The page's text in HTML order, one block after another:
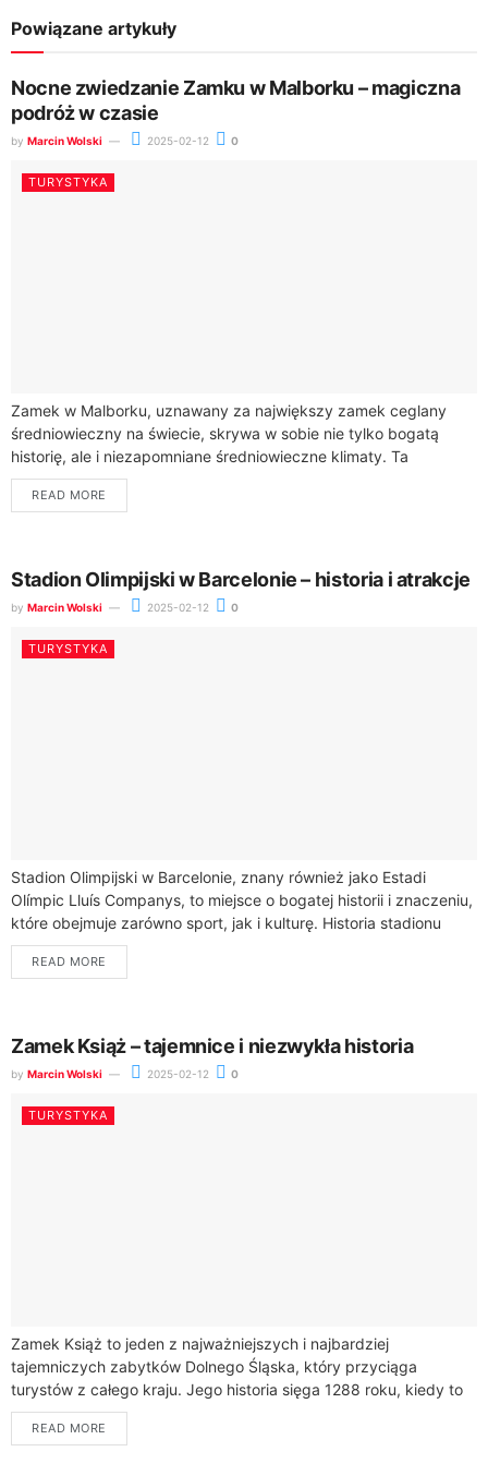
Powiązane artykuły
Nocne zwiedzanie Zamku w Malborku – magiczna
podróż w czasie
by Marcin Wolski 2025-02-12 0
TURYSTYKA
Zamek w Malborku, uznawany za największy zamek ceglany
średniowieczny na świecie, skrywa w sobie nie tylko bogatą
historię, ale i niezapomniane średniowieczne klimaty. Ta
monumentalna budowla, wzniesiona przez Zakon Krzyżacki,...
READ MORE
Stadion Olimpijski w Barcelonie – historia i atrakcje
by Marcin Wolski 2025-02-12 0
TURYSTYKA
Stadion Olimpijski w Barcelonie, znany również jako Estadi
Olímpic Lluís Companys, to miejsce o bogatej historii i znaczeniu,
które obejmuje zarówno sport, jak i kulturę. Historia stadionu
sięga 1929 roku,...
READ MORE
Zamek Książ – tajemnice i niezwykła historia
by Marcin Wolski 2025-02-12 0
TURYSTYKA
Zamek Książ to jeden z najważniejszych i najbardziej
tajemniczych zabytków Dolnego Śląska, który przyciąga
turystów z całego kraju. Jego historia sięga 1288 roku, kiedy to
książę Bolko I Surowy zlecił...
READ MORE